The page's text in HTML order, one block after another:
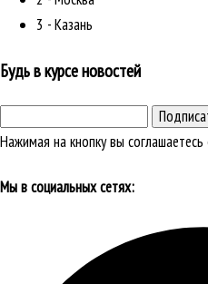
3 - Казань
Будь в курсе новостей
Нажимая на кнопку вы соглашаетесь
Мы в социальных сетях: